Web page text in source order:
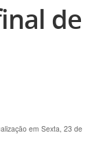
de
em Sexta, 23 de